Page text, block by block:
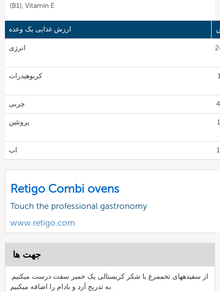
(B1), Vitamin E
ارزش غذایی یک وعده
انرژی
کربوهیدرات
چربی
پروتئین
اب
Retigo Combi ovens
Touch the professional gastronomy
www.retigo.com
جهت ها
از سفیدههای تخممرغ با شکر کریستالی یک خمیر سفت درست میکنیم.
به تدریج آرد و بادام را اضافه میکنیم.